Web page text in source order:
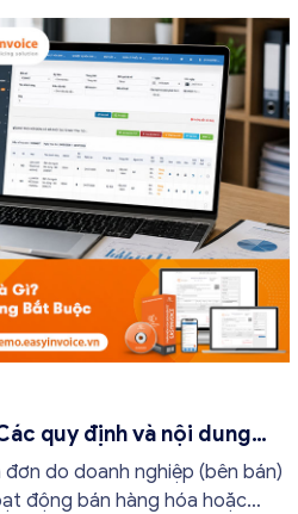
EasyInvoice sẽ chia sẻ 13
không cần […]
quy định và nội dung
do doanh nghiệp (bên bán)
động bán hàng hóa hoặc